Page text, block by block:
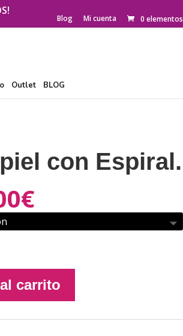
Blog Mi cuenta 0 elementos
Outlet BLOG
con Espiral.
€
carrito